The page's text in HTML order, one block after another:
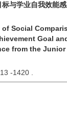
与学业自我效能
Social
Goal
from the
-1420 .